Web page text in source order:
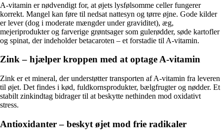
A-vitamin er nødvendigt for, at øjets lysfølsomme celler fungerer
korrekt. Mangel kan føre til nedsat nattesyn og tørre øjne. Gode kilder
er lever (dog i moderate mængder under graviditet), æg,
mejeriprodukter og farverige grøntsager som gulerødder, søde kartofler
og spinat, der indeholder betacaroten – et forstadie til A-vitamin.
Zink – hjælper kroppen med at optage A-vitamin
Zink er et mineral, der understøtter transporten af A-vitamin fra leveren
til øjet. Det findes i kød, fuldkornsprodukter, bælgfrugter og nødder. Et
stabilt zinkindtag bidrager til at beskytte nethinden mod oxidativt
stress.
Antioxidanter – beskyt øjet mod frie radikaler